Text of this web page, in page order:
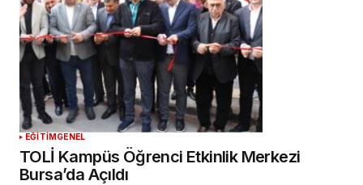
YORUM GÖNDER
EĞİTİMGENEL
TOLİ Kampüs Öğrenci Etkinlik Merkezi
Bursa’da Açıldı